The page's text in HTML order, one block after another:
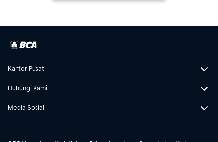
Kantor Pusat
Hubungi Kami
Media Sosial